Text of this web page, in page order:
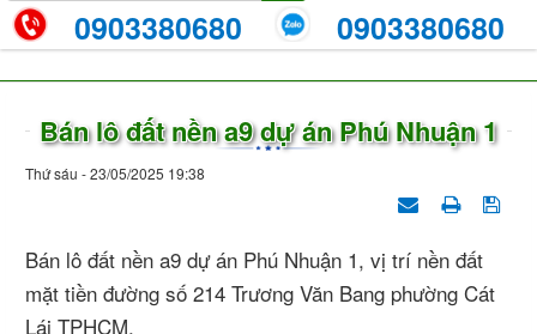
0903380680 0903380680
Bán lô đất nền a9 dự án Phú Nhuận 1
Thứ sáu - 23/05/2025 19:38
Bán lô đất nền a9 dự án Phú Nhuận 1, vị trí nền đất
mặt tiền đường số 214 Trương Văn Bang phường Cát
Lái TPHCM.